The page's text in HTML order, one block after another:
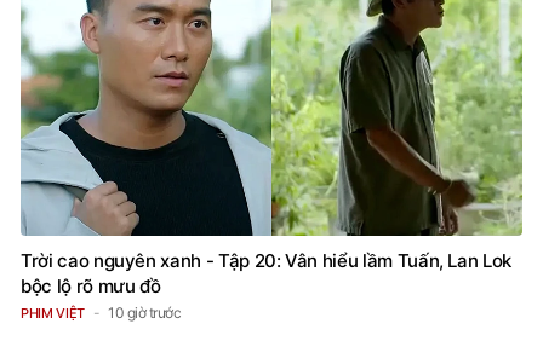
Trời cao nguyên xanh - Tập 20: Vân hiểu lầm Tuấn, Lan Lok
bộc lộ rõ mưu đồ
PHIM VIỆT 10 giờ trước